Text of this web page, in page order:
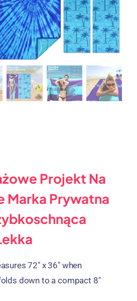
Projekt Na
Marka Prywatna
72″ x 36″ when
down to a compact 8″